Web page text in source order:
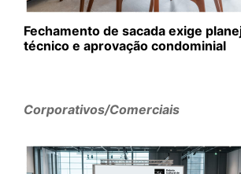
Fechamento de sacada exige
técnico e aprovação condominial
Corporativos/Comerciais